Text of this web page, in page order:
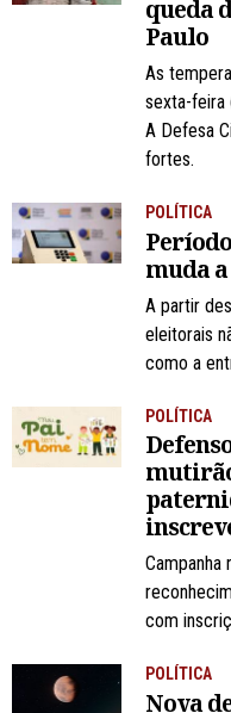
queda
Paulo
As
sexta-feira
A Defesa
fortes.
POLÍTICA
muda
A partir
eleitorais
como a
POLÍTICA
com
POLÍTICA
Nova